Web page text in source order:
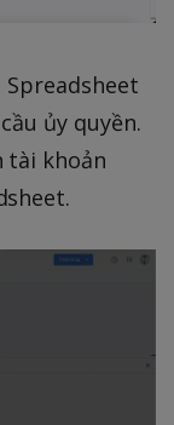
ủy quyền.
tài khoản